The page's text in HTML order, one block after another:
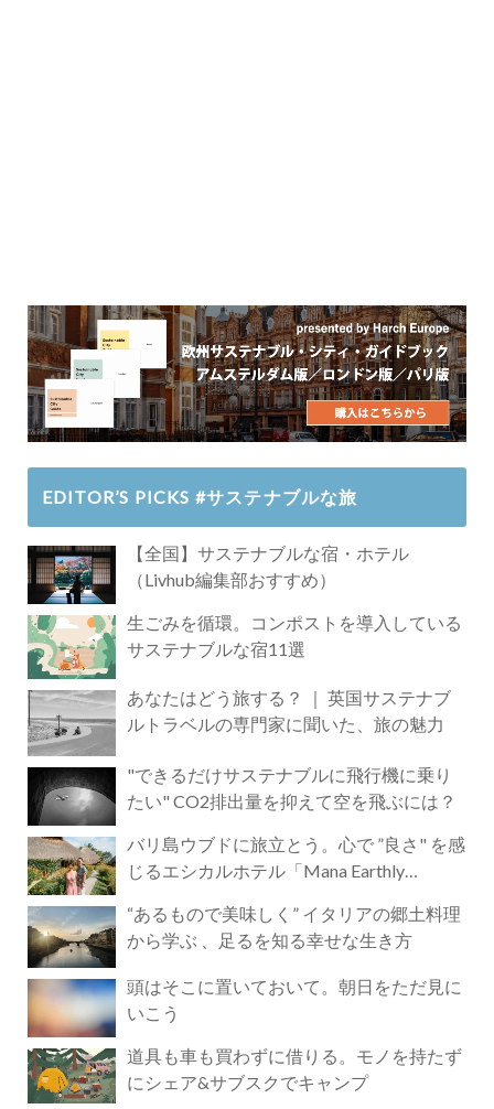
EDITOR’S PICKS #サステナブルな旅
【全国】サステナブルな宿・ホテル
（Livhub編集部おすすめ）
生ごみを循環。コンポストを導入している
サステナブルな宿11選
あなたはどう旅する？ ｜ 英国サステナブ
ルトラベルの専門家に聞いた、旅の魅力
"できるだけサステナブルに飛行機に乗り
たい" CO2排出量を抑えて空を飛ぶには？
バリ島ウブドに旅立とう。心で ”良さ" を感
じるエシカルホテル「Mana Earthly
“あるもので美味しく” イタリアの郷土料理
から学ぶ 、足るを知る幸せな生き方
頭はそこに置いておいて。朝日をただ見に
いこう
道具も車も買わずに借りる。モノを持たず
にシェア&サブスクでキャンプ